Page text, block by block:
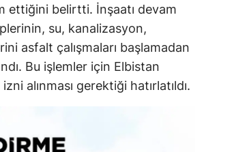
ettiğini belirtti. İnşaatı devam
su, kanalizasyon,
asfalt çalışmaları başlamadan
Bu işlemler için Elbistan
alınması gerektiği hatırlatıldı.